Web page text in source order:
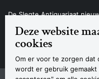
Deze website
cookies
Om er voor te zorgen
wordt er gebruik gemaakt
De Slegte Antiquariaat
Contact